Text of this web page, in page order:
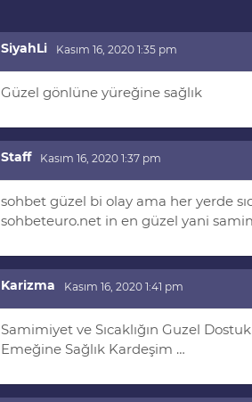
SiyahLi Kasım 16, 2020 1:35 pm
Güzel gönlüne yüreğine sağlık
Staff Kasım 16, 2020 1:37 pm
sohbet güzel bi olay ama her yerde
sohbeteuro.net in en güzel yani
Karizma Kasım 16, 2020 1:41 pm
Samimiyet ve Sıcaklığın Guzel
Emeğine Sağlık Kardeşim …